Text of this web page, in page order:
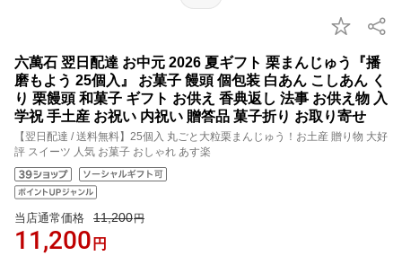
六萬石 翌日配達 お中元 2026 夏ギフト 栗まんじゅう『播
磨もよう 25個入』 お菓子 饅頭 個包装 白あん こしあん く
り 栗饅頭 和菓子 ギフト お供え 香典返し 法事 お供え物 入
学祝 手土産 お祝い 内祝い 贈答品 菓子折り お取り寄せ
【翌日配達 / 送料無料】25個入 丸ごと大粒栗まんじゅう！お土産 贈り物 大好
評 スイーツ 人気 お菓子 おしゃれ あす楽
当店通常価格 11,200円
11,200 円